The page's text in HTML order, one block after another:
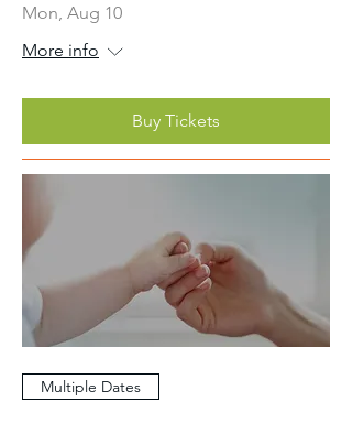
Mon, Aug 10
More info
Buy Tickets
Multiple Dates